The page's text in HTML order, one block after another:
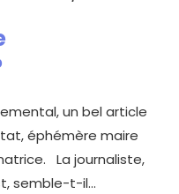
un bel article
éphémère maire
La journaliste,
semble-t-il…